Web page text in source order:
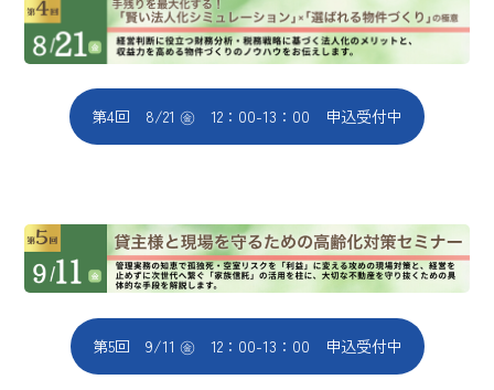
第4回 8/21 ㊎ 12：00-13：00 申込受付中
第5回 9/11 ㊎ 12：00-13：00 申込受付中